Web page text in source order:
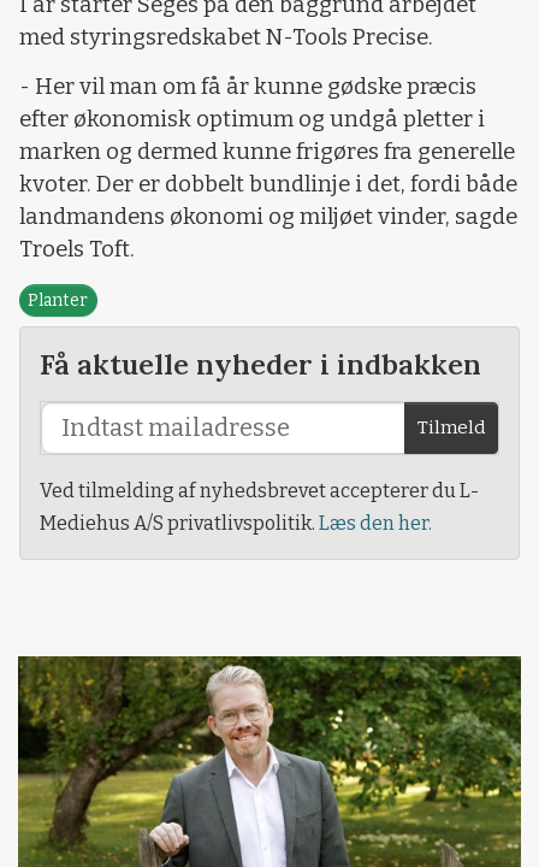
med styringsredskabet N-Tools Precise.
- Her vil man om få år kunne gødske præcis
efter økonomisk optimum og undgå pletter i
marken og dermed kunne frigøres fra generelle
kvoter. Der er dobbelt bundlinje i det, fordi både
landmandens økonomi og miljøet vinder, sagde
Troels Toft.
Planter
Få aktuelle nyheder i indbakken
Tilmeld
Ved tilmelding af nyhedsbrevet accepterer du L-
Mediehus A/S privatlivspolitik. Læs den her.